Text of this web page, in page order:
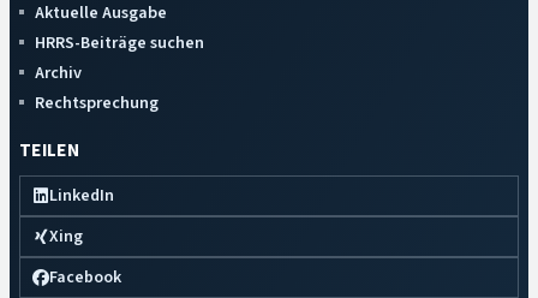
Aktuelle Ausgabe
HRRS-Beiträge suchen
Archiv
Rechtsprechung
TEILEN
LinkedIn
Xing
Facebook